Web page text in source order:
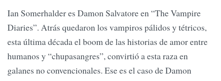
Ian Somerhalder es Damon Salvatore en “The Vampire
Diaries”. Atrás quedaron los vampiros pálidos y tétricos,
esta última década el boom de las historias de amor entre
humanos y “chupasangres”, convirtió a esta raza en
galanes no convencionales. Ese es el caso de Damon